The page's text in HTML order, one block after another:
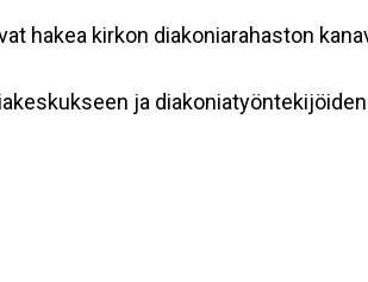
hakea kirkon diakoniarahaston
ja